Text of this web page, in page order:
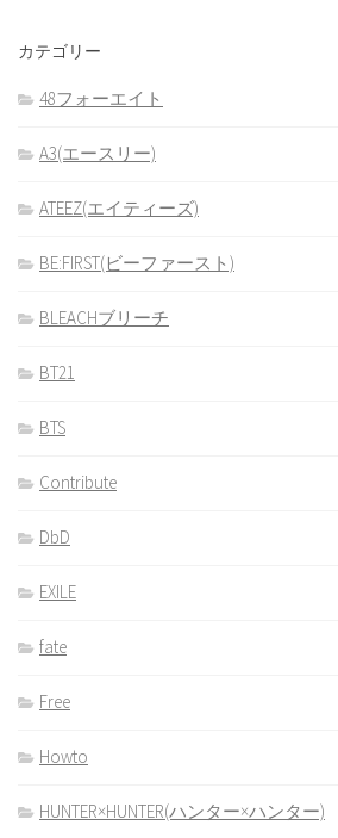
カテゴリー
48フォーエイト
A3(エースリー)
ATEEZ(エイティーズ)
BE:FIRST(ビーファースト)
BLEACHブリーチ
BT21
BTS
Contribute
DbD
EXILE
fate
Free
Howto
HUNTER×HUNTER(ハンター×ハンター)